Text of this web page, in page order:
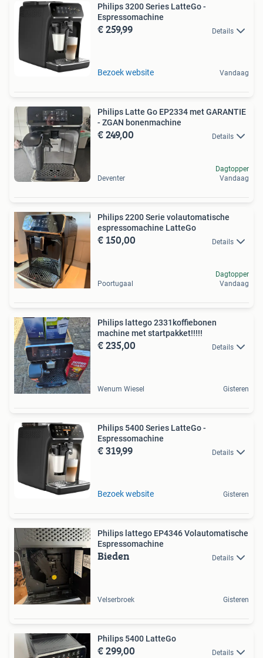
Philips 3200 Series LatteGo -
Espressomachine
€ 259,99 Details
Bezoek website Vandaag
Philips Latte Go EP2334 met GARANTIE
- ZGAN bonenmachine
€ 249,00 Details
Deventer
Dagtopper
Vandaag
Philips 2200 Serie volautomatische
espressomachine LatteGo
€ 150,00 Details
Poortugaal
Dagtopper
Vandaag
Philips lattego 2331koffiebonen
machine met startpakket!!!!!
€ 235,00 Details
Wenum Wiesel Gisteren
Philips 5400 Series LatteGo -
Espressomachine
€ 319,99 Details
Bezoek website Gisteren
Philips lattego EP4346 Volautomatische
Espressomachine
Bieden Details
Velserbroek Gisteren
Philips 5400 LatteGo
€ 299,00 Details